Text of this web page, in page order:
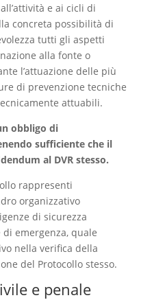
e ai cicli di
concreta possibilità di
tutti gli aspetti
alla fonte o
l’attuazione delle più
di prevenzione tecniche
attuabili.
obbligo di
sufficiente che il
al DVR stesso.
rappresenti
organizzativo
di sicurezza
emergenza, quale
nella verifica della
del Protocollo stesso.
e penale